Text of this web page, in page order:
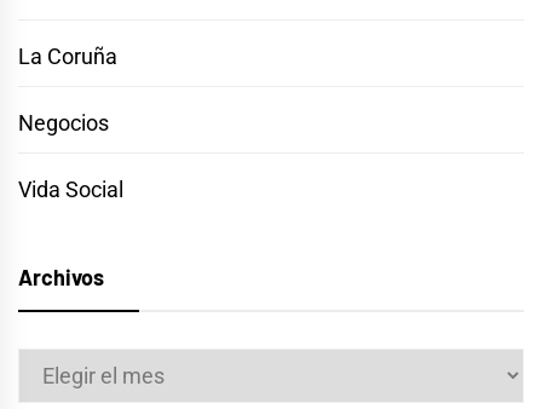
La Coruña
Negocios
Vida Social
Archivos
Archivos